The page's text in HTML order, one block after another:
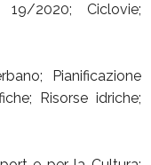
2020; Ciclovie;
Pianificazione
Risorse idriche;